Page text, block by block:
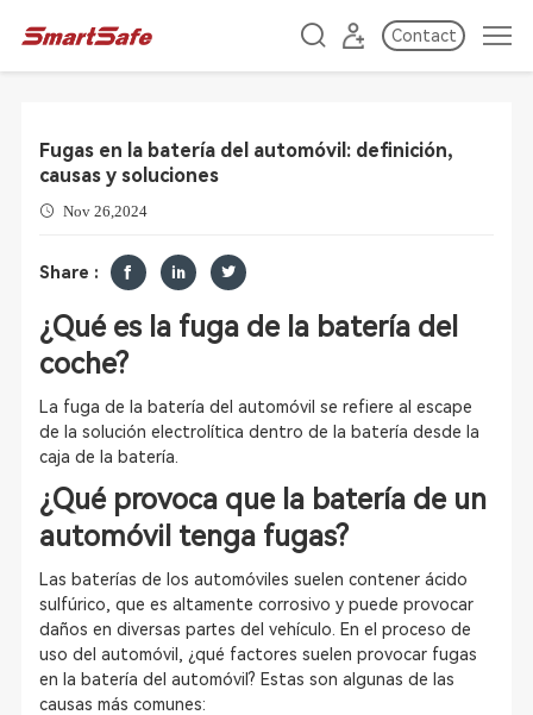
Contact
Fugas en la batería del automóvil: definición,
causas y soluciones
Nov 26,2024
Share :
¿Qué es la fuga de la batería del
coche?
La fuga de la batería del automóvil se refiere al escape
de la solución electrolítica dentro de la batería desde la
caja de la batería.
¿Qué provoca que la batería de un
automóvil tenga fugas?
Las baterías de los automóviles suelen contener ácido
sulfúrico, que es altamente corrosivo y puede provocar
daños en diversas partes del vehículo. En el proceso de
uso del automóvil, ¿qué factores suelen provocar fugas
en la batería del automóvil? Estas son algunas de las
causas más comunes: